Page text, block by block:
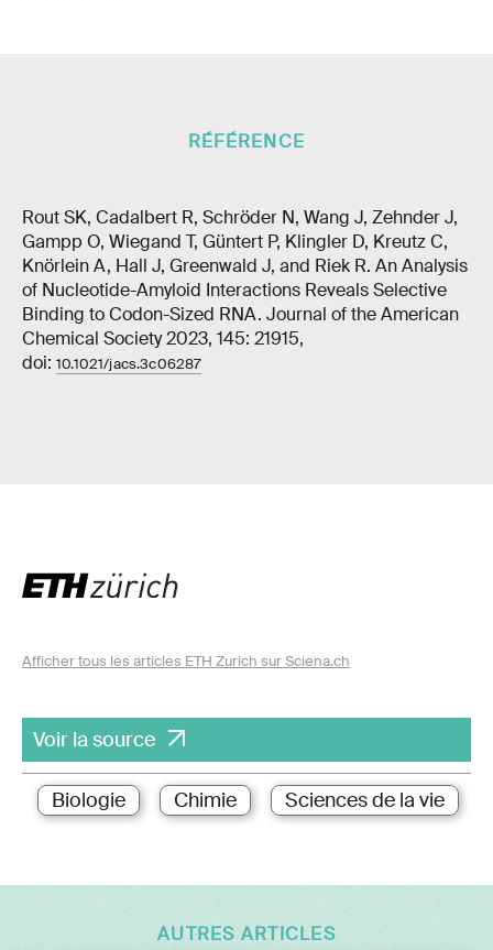
RÉFÉRENCE
Rout SK, Cadalbert R, Schröder N, Wang J, Zehnder J,
Gampp O, Wiegand T, Güntert P, Klingler D, Kreutz C,
Knörlein A, Hall J, Greenwald J, and Riek R. An Analysis
of Nucleotide-Amyloid Interactions Reveals Selective
Binding to Codon-Sized RNA. Journal of the American
Chemical Society 2023, 145: 21915,
doi: 10.1021/jacs.3c06287
Afficher tous les articles ETH Zurich sur Sciena.ch
Voir la source
Biologie Chimie Sciences de la vie
AUTRES ARTICLES